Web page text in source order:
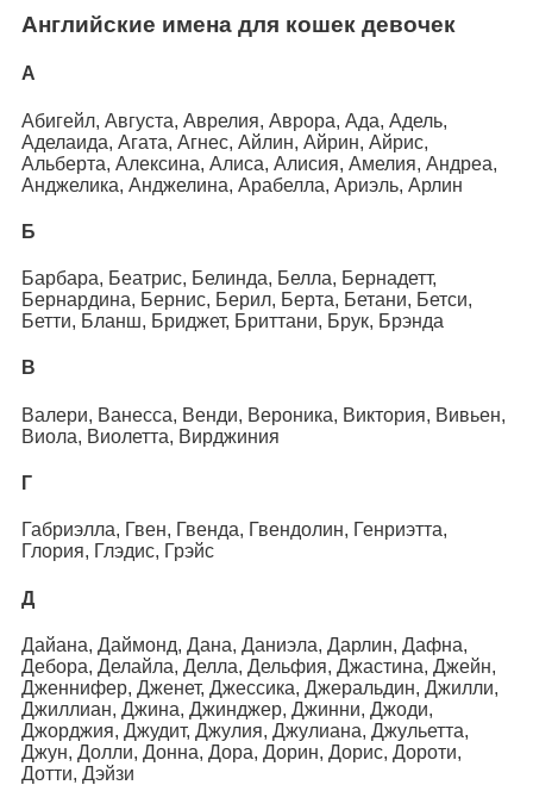
Английские имена для кошек девочек
А
Абигейл, Августа, Аврелия, Аврора, Ада, Адель,
Аделаида, Агата, Агнес, Айлин, Айрин, Айрис,
Альберта, Алексина, Алиса, Алисия, Амелия, Андреа,
Анджелика, Анджелина, Арабелла, Ариэль, Арлин
Б
Барбара, Беатрис, Белинда, Белла, Бернадетт,
Бернардина, Бернис, Берил, Берта, Бетани, Бетси,
Бетти, Бланш, Бриджет, Бриттани, Брук, Брэнда
В
Валери, Ванесса, Венди, Вероника, Виктория, Вивьен,
Виола, Виолетта, Вирджиния
Г
Габриэлла, Гвен, Гвенда, Гвендолин, Генриэтта,
Глория, Глэдис, Грэйс
Д
Дайана, Даймонд, Дана, Даниэла, Дарлин, Дафна,
Дебора, Делайла, Делла, Дельфия, Джастина, Джейн,
Дженнифер, Дженет, Джессика, Джеральдин, Джилли,
Джиллиан, Джина, Джинджер, Джинни, Джоди,
Джорджия, Джудит, Джулия, Джулиана, Джульетта,
Джун, Долли, Донна, Дора, Дорин, Дорис, Дороти,
Дотти, Дэйзи